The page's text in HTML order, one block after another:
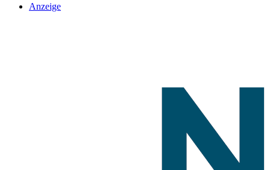
Anzeige